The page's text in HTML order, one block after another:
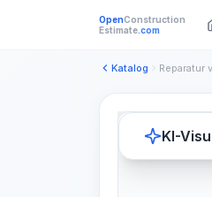
OpenConstruction
Estimate.com
Katalog
KI-